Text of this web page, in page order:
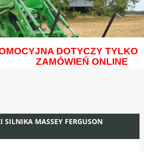
DOTYCZY TYLKO
ZAMÓWIEŃ ONLINE
SILNIKA MASSEY FERGUSON